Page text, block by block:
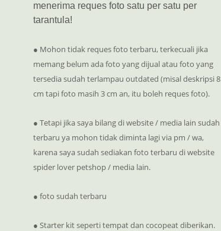
menerima reques foto satu per satu per
tarantula!
● Mohon tidak reques foto terbaru, terkecuali jika
memang belum ada foto yang dijual atau foto yang
tersedia sudah terlampau outdated (misal deskripsi 8
cm tapi foto masih 3 cm an, itu boleh reques foto).
● Tetapi jika saya bilang di website / media lain sudah
terbaru ya mohon tidak diminta lagi via pm / wa,
karena saya sudah sediakan foto terbaru di website
spider lover petshop / media lain.
● foto sudah terbaru
● Starter kit seperti tempat dan cocopeat diberikan.